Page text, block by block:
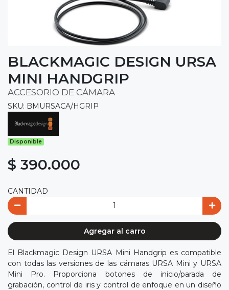
BLACKMAGIC DESIGN URSA
MINI HANDGRIP
ACCESORIO DE CÁMARA
SKU: BMURSACA/HGRIP
Disponible
$ 390.000
CANTIDAD
Agregar al carro
El Blackmagic Design URSA Mini Handgrip es compatible
con todas las versiones de las cámaras URSA Mini y URSA
Mini Pro. Proporciona botones de inicio/parada de
grabación, control de iris y control de enfoque en un diseño